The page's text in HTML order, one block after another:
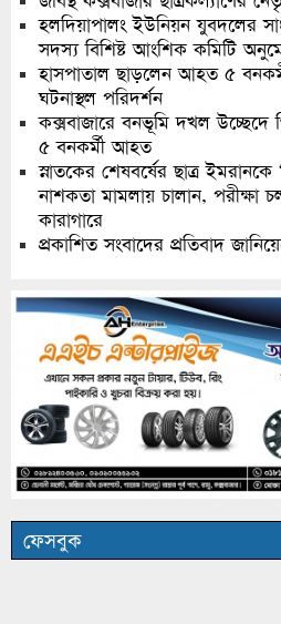
হলদিয়াপালং ইউনিয়ন যুবদলের
সদস্য বিশিষ্ট আংশিক কমিটি
হাসপাতাল ছাড়লেন আহত ৫
ঘটনাস্থল পরিদর্শন
কক্সবাজারে বনভূমি দখল উচ্ছেদে
৫ বনকর্মী আহত
স্নাতকের শেষবর্ষের ছাত্র ইমরানকে
নাশকতা মামলায় চালান, পরীক্ষা
কারাগারে
প্রকাশিত সংবাদের প্রতিবাদ
ফেসবুক